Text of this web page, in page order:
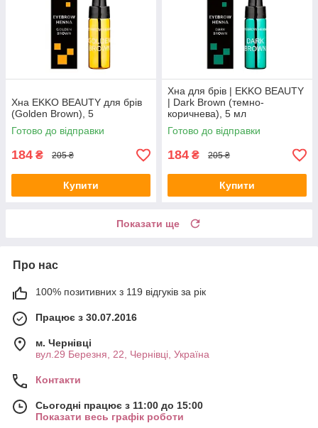
Хна EKKO BEAUTY для брів
(Golden Brown), 5
Готово до відправки
184 ₴ 205 ₴
Купити
Хна для брів | EKKO BEAUTY
| Dark Brown (темно-
коричнева), 5 мл
Готово до відправки
184 ₴ 205 ₴
Купити
Показати ще
Про нас
100% позитивних з 119 відгуків за рік
Працює з 30.07.2016
м. Чернівці
вул.29 Березня, 22, Чернівці, Україна
Контакти
Сьогодні працює з 11:00 до 15:00
Показати весь графік роботи